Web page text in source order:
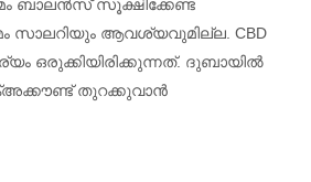
ബാലൻസ് സൂക്ഷിക്കേണ്ട
സാലറിയും ആവശ്യവുമില്ല. CBD
ഒരുക്കിയിരിക്കുന്നത്. ദുബായിൽ
തുറക്കുവാൻ